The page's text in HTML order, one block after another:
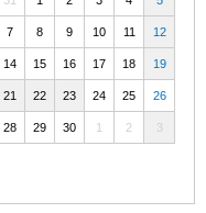
7 8 9 10 11 12
14 15 16 17 18 19
21 22 23 24 25 26
28 29 30 1 2 3